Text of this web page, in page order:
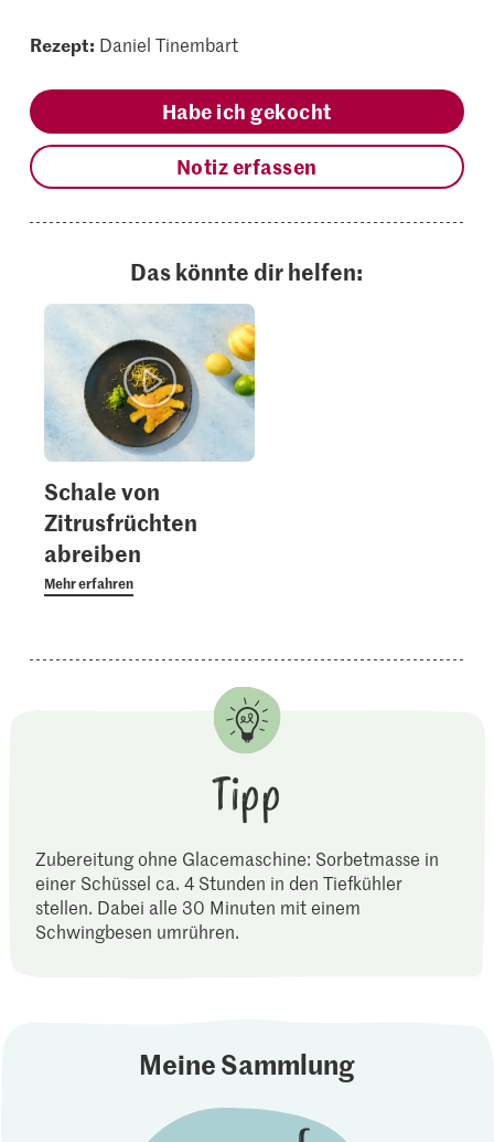
Rezept: Daniel Tinembart
Habe ich gekocht
Notiz erfassen
Das könnte dir helfen:
Schale von
Zitrusfrüchten
abreiben
Mehr erfahren
Tipp
Zubereitung ohne Glacemaschine: Sorbetmasse in
einer Schüssel ca. 4 Stunden in den Tiefkühler
stellen. Dabei alle 30 Minuten mit einem
Schwingbesen umrühren.
Meine Sammlung